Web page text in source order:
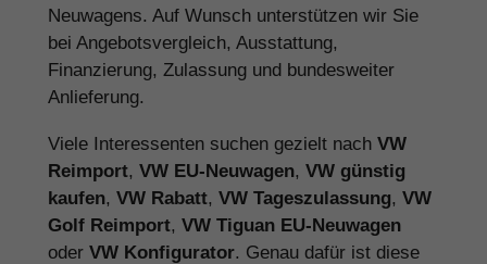
Neuwagens. Auf Wunsch unterstützen wir Sie
bei Angebotsvergleich, Ausstattung,
Finanzierung, Zulassung und bundesweiter
Anlieferung.
Viele Interessenten suchen gezielt nach VW
Reimport, VW EU-Neuwagen, VW günstig
kaufen, VW Rabatt, VW Tageszulassung, VW
Golf Reimport, VW Tiguan EU-Neuwagen
oder VW Konfigurator. Genau dafür ist diese